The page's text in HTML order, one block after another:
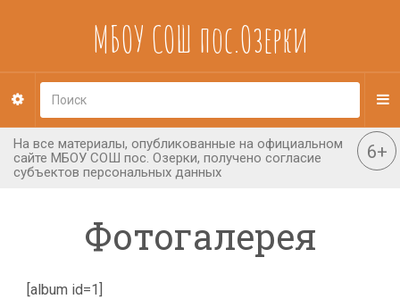
МБОУ СОШ пос.Озерки
Фотогалерея
[album id=1]